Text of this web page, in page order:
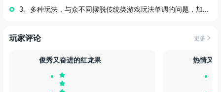
3、多种玩法，与众不同摆脱传统类游戏玩法单调的问题，加入多种不同副本玩法，打造独特的游戏方式。
玩家评论 更多
俊秀又奋进的红龙果 热情又